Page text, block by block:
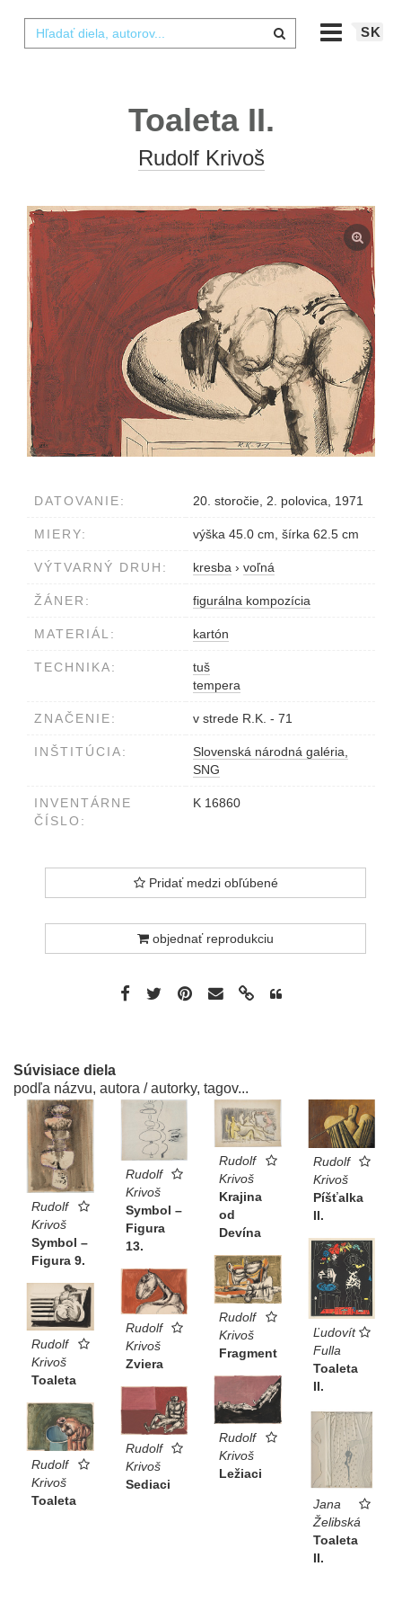
SK
Toaleta II.
Rudolf Krivoš
DATOVANIE: 20. storočie, 2. polovica, 1971
MIERY: výška 45.0 cm, šírka 62.5 cm
VÝTVARNÝ DRUH: kresba › voľná
ŽÁNER: figurálna kompozícia
MATERIÁL: kartón
TECHNIKA:
tuš
tempera
ZNAČENIE: v strede R.K. - 71
INŠTITÚCIA:
Slovenská národná galéria,
SNG
INVENTÁRNE
ČÍSLO:
K 16860
Pridať medzi obľúbené
objednať reprodukciu
Súvisiace diela
podľa názvu, autora / autorky, tagov...
Rudolf
Krivoš
Symbol –
Figura 9.
Rudolf
Krivoš
Symbol –
Figura
13.
Rudolf
Krivoš
Krajina
od
Devína
Rudolf
Krivoš
Píšťalka
II.
Ľudovít
Fulla
Toaleta
II.
Rudolf
Krivoš
Fragment
Rudolf
Krivoš
Zviera
Rudolf
Krivoš
Toaleta
Rudolf
Krivoš
Ležiaci
Rudolf
Krivoš
Sediaci
Rudolf
Krivoš
Toaleta
Jana
Želibská
Toaleta
II.